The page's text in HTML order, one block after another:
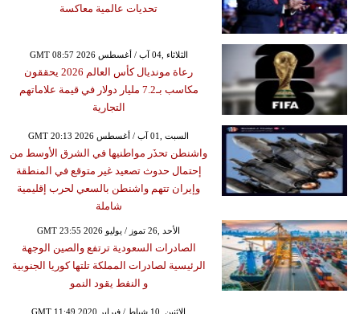
تحديات عالمية معاكسة
GMT 08:57 2026 الثلاثاء ,04 آب / أغسطس
رعاة مونديال كأس العالم 2026 يحققون
مكاسب بـ7.2 مليار دولار في قيمة علاماتهم
التجارية
GMT 20:13 2026 السبت ,01 آب / أغسطس
واشنطن تحذَر مواطنيها في الشرق الأوسط من
إحتمال حدوث تصعيد غير متوقع في المنطقة
وإيران تتهم واشنطن بالسعي لحرب إقليمية
شاملة
GMT 23:55 2026 الأحد ,26 تموز / يوليو
الصادرات السعودية ترتفع والصين الوجهة
الرئيسية لصادرات المملكة تلتها كوريا الجنوبية
و النفط يقود النمو
GMT 11:49 2020 الإثنين ,10 شباط / فبراير